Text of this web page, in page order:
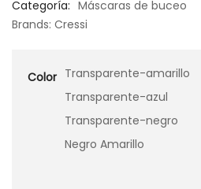
Categoría: Máscaras de buceo
Brands: Cressi
Color Transparente-amarillo
Transparente-azul
Transparente-negro
Negro Amarillo